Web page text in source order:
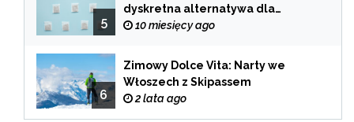
5
dyskretna alternatywa dla
tradycyjnego palenia
10 miesięcy ago
6
Zimowy Dolce Vita: Narty we
Włoszech z Skipassem
2 lata ago